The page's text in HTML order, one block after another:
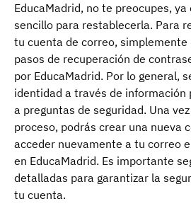
EducaMadrid, no te preocupes,
sencillo para restablecerla. Para
tu cuenta de correo, simplemente
pasos de recuperación de
por EducaMadrid. Por lo general,
identidad a través de información
a preguntas de seguridad. Una
proceso, podrás crear una nueva
acceder nuevamente a tu correo
en EducaMadrid. Es importante
detalladas para garantizar la
tu cuenta.